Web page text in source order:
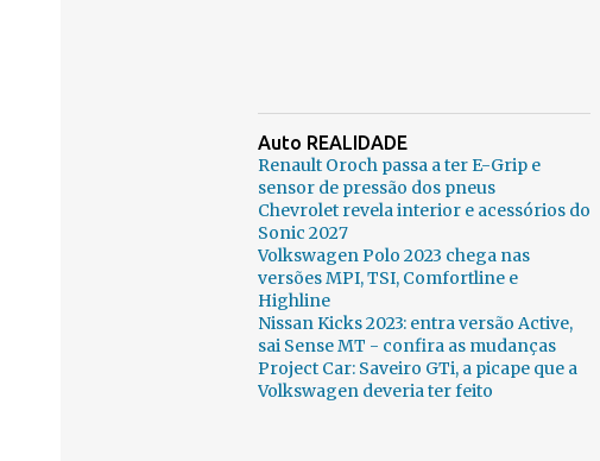
Auto REALIDADE
Renault Oroch passa a ter E-Grip e
sensor de pressão dos pneus
Chevrolet revela interior e acessórios do
Sonic 2027
Volkswagen Polo 2023 chega nas
versões MPI, TSI, Comfortline e
Highline
Nissan Kicks 2023: entra versão Active,
sai Sense MT - confira as mudanças
Project Car: Saveiro GTi, a picape que a
Volkswagen deveria ter feito